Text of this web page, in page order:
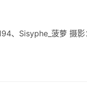
、Sisyphe_菠萝 摄影